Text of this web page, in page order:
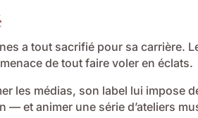
a tout sacrifié pour sa carrière.
de tout faire voler en éclats.
les médias, son label lui impose
— et animer une série d’ateliers